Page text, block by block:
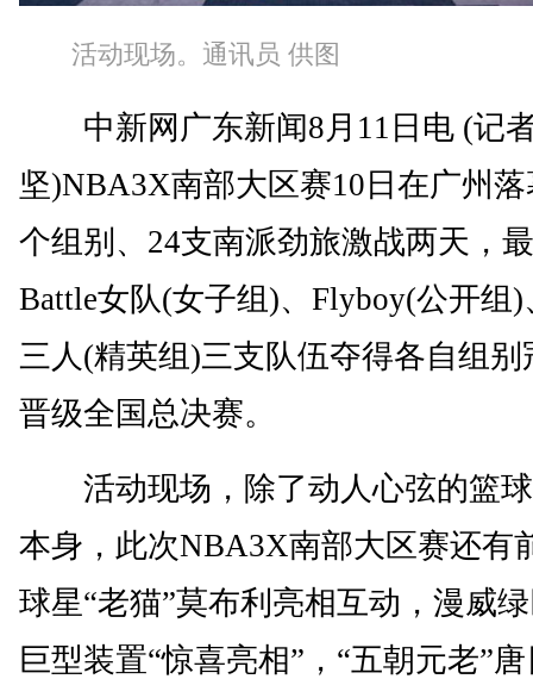
活动现场。通讯员 供图
中新网广东新闻8月11日电 (记
坚)NBA3X南部大区赛10日在广州落
个组别、24支南派劲旅激战两天，
Battle女队(女子组)、Flyboy(公开组
三人(精英组)三支队伍夺得各自组别
晋级全国总决赛。
活动现场，除了动人心弦的篮
本身，此次NBA3X南部大区赛还有
球星“老猫”莫布利亮相互动，漫威
巨型装置“惊喜亮相”，“五朝元老”